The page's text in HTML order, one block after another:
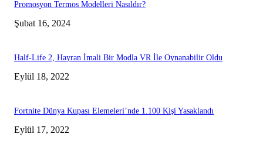
Promosyon Termos Modelleri Nasıldır?
Şubat 16, 2024
Half-Life 2, Hayran İmali Bir Modla VR İle Oynanabilir Oldu
Eylül 18, 2022
Fortnite Dünya Kupası Elemeleri’nde 1.100 Kişi Yasaklandı
Eylül 17, 2022